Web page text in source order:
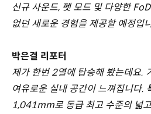
신규 사운드, 펫 모드 및 다양한
없던 새로운 경험을 제공할 예정입
박은결 리포터
제가 한번 2열에 탑승해 봤는데요.
여유로운 실내 공간이 느껴집니다.
1,041mm로 동급 최고 수준의 넓